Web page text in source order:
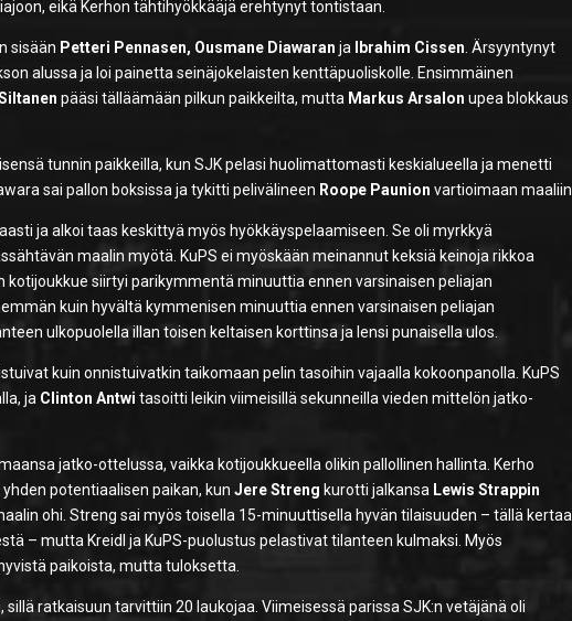
eikä Kerhon tähtihyökkääjä erehtynyt tontistaan.
sisään Petteri Pennasen, Ousmane Diawaranja Ibrahim Cissen . Ärsyyntynyt
alussa ja loi painetta seinäjokelaisten kenttäpuoliskolle. Ensimmäinen
pääsi tälläämään pilkun paikkeilta, mutta Markus Arsalon upea blokkaus
tunnin paikkeilla, kun SJK pelasi huolimattomasti keskialueella ja menetti
sai pallon boksissa ja tykitti pelivälineen Roope Paunion vartioimaan maaliin.
ja alkoi taas keskittyä myös hyökkäyspelaamiseen. Se oli myrkkyä
maalin myötä. KuPS ei myöskään meinannut keksiä keinoja rikkoa
kotijoukkue siirtyi parikymmentä minuuttia ennen varsinaisen peliajan
kuin hyvältä kymmenisen minuuttia ennen varsinaisen peliajan
ulkopuolella illan toisen keltaisen korttinsa ja lensi punaisella ulos.
kuin onnistuivatkin taikomaan pelin tasoihin vajaalla kokoonpanolla. KuPS
ja Clinton Antwitasoitti leikin viimeisillä sekunneilla vieden mittelön jatko-
jatko-ottelussa, vaikka kotijoukkueella olikin pallollinen hallinta. Kerho
potentiaalisen paikan, kunJere Streng kurotti jalkansa Lewis Strappin
ohi. Streng sai myös toisella 15-minuuttisella hyvän tilaisuuden – tällä kertaa
– mutta Kreidl ja KuPS-puolustus pelastivat tilanteen kulmaksi. Myös
paikoista, mutta tuloksetta.
ratkaisuun tarvittiin 20 laukojaa. Viimeisessä parissa SJK:n vetäjänä oli